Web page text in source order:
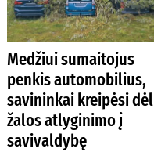
Medžiui sumaitojus
penkis automobilius,
savininkai kreipėsi dėl
žalos atlyginimo į
savivaldybę